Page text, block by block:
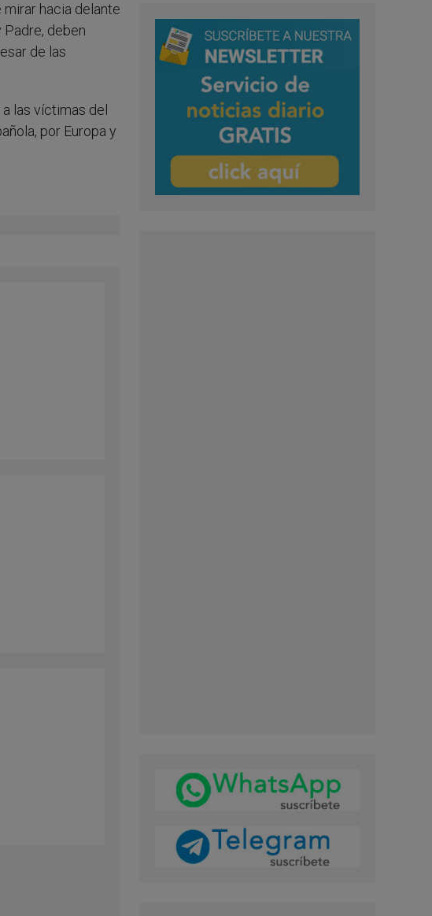
hacia delante
Padre, deben
de las
las víctimas del
por Europa y